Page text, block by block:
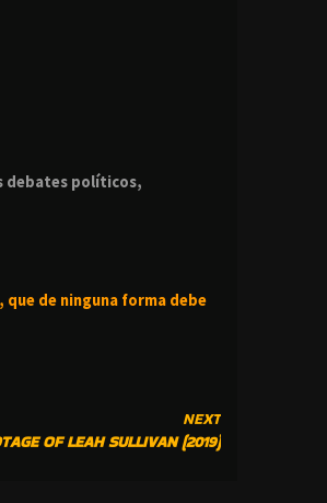
debates políticos,
que de ninguna forma debe
NEXT
OF LEAH SULLIVAN (2019)